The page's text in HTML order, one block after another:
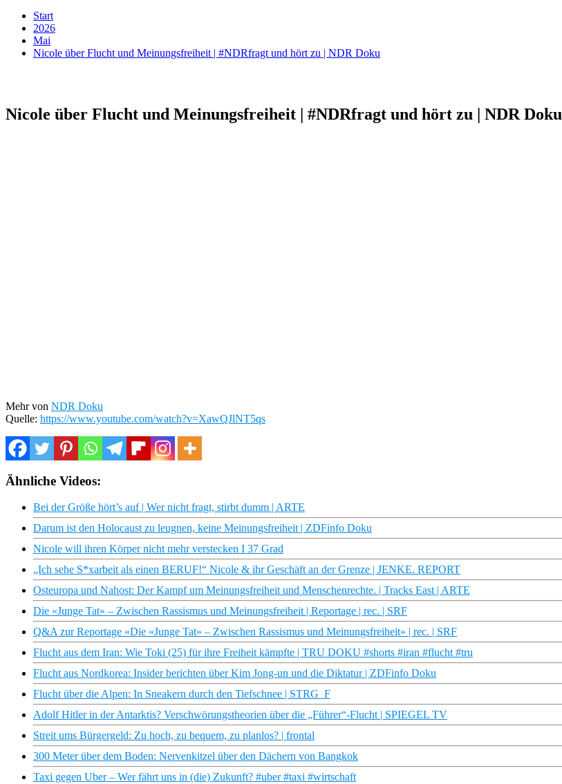
Start
2026
Mai
Nicole über Flucht und Meinungsfreiheit | #NDRfragt und hört zu | NDR Doku
Nicole über Flucht und Meinungsfreiheit | #NDRfragt und hört zu | NDR Doku
Mehr von NDR Doku
Quelle: https://www.youtube.com/watch?v=XawQJlNT5qs
Ähnliche Videos:
Bei der Größe hört’s auf | Wer nicht fragt, stirbt dumm | ARTE
Darum ist den Holocaust zu leugnen, keine Meinungsfreiheit | ZDFinfo Doku
Nicole will ihren Körper nicht mehr verstecken I 37 Grad
„Ich sehe S*xarbeit als einen BERUF!“ Nicole & ihr Geschäft an der Grenze | JENKE. REPORT
Osteuropa und Nahost: Der Kampf um Meinungsfreiheit und Menschenrechte. | Tracks East | ARTE
Die «Junge Tat» – Zwischen Rassismus und Meinungsfreiheit | Reportage | rec. | SRF
Q&A zur Reportage «Die «Junge Tat» – Zwischen Rassismus und Meinungsfreiheit» | rec. | SRF
Flucht aus dem Iran: Wie Toki (25) für ihre Freiheit kämpfte | TRU DOKU #shorts #iran #flucht #tru
Flucht aus Nordkorea: Insider berichten über Kim Jong-un und die Diktatur | ZDFinfo Doku
Flucht über die Alpen: In Sneakern durch den Tiefschnee | STRG_F
Adolf Hitler in der Antarktis? Verschwörungstheorien über die „Führer“-Flucht | SPIEGEL TV
Streit ums Bürgergeld: Zu hoch, zu bequem, zu planlos? | frontal
300 Meter über dem Boden: Nervenkitzel über den Dächern von Bangkok
Taxi gegen Uber – Wer fährt uns in (die) Zukunft? #uber #taxi #wirtschaft